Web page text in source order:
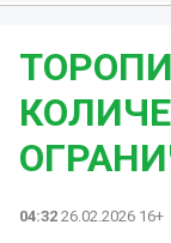
04:32 26.02.2026 16+